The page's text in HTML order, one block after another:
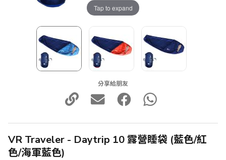
Tap to expand
分享給朋友
VR Traveler - Daytrip 10 露營睡袋 (藍色/紅
色/海軍藍色)